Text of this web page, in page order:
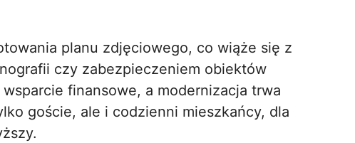
planu zdjęciowego, co wiąże się z
czy zabezpieczeniem obiektów
finansowe, a modernizacja trwa
goście, ale i codzienni mieszkańcy, dla